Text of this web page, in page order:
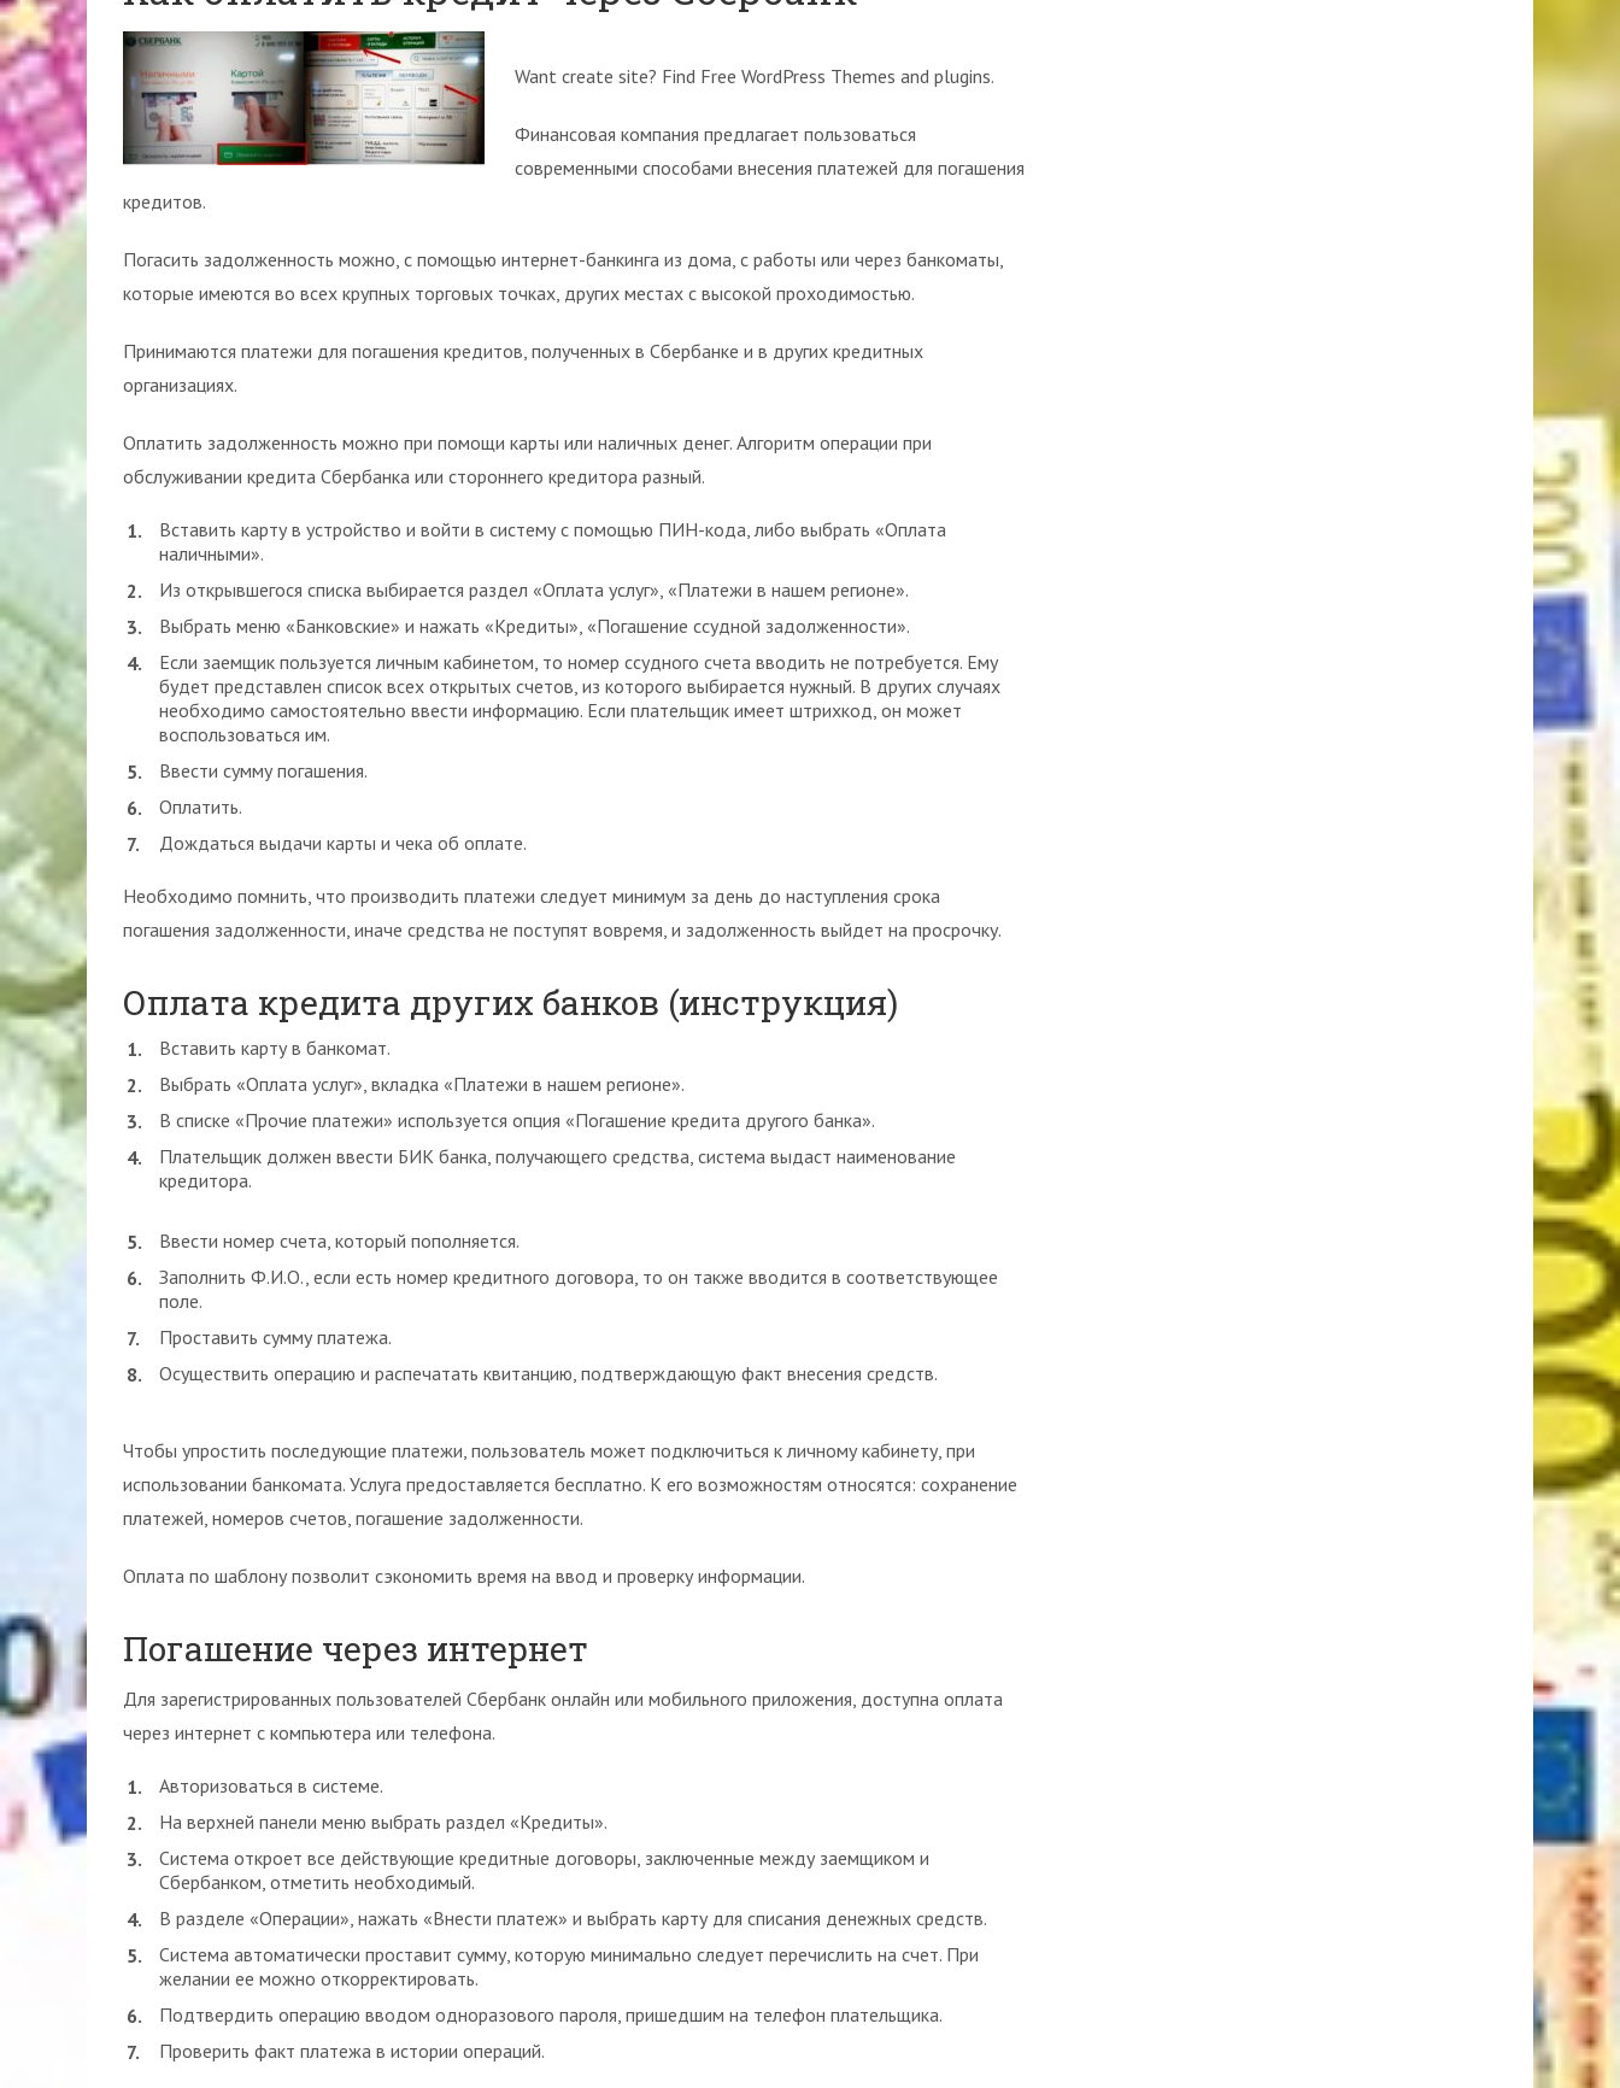
Want create site? Find Free WordPress Themes and plugins.
Финансовая компания предлагает пользоваться
современными способами внесения платежей для погашения
кредитов.
Погасить задолженность можно, с помощью интернет-банкинга из дома, с работы или через банкоматы,
которые имеются во всех крупных торговых точках, других местах с высокой проходимостью.
Принимаются платежи для погашения кредитов, полученных в Сбербанке и в других кредитных
организациях.
Оплатить задолженность можно при помощи карты или наличных денег. Алгоритм операции при
обслуживании кредита Сбербанка или стороннего кредитора разный.
Вставить карту в устройство и войти в систему с помощью ПИН-кода, либо выбрать «Оплата
наличными».
Из открывшегося списка выбирается раздел «Оплата услуг», «Платежи в нашем регионе».
Выбрать меню «Банковские» и нажать «Кредиты», «Погашение ссудной задолженности».
Если заемщик пользуется личным кабинетом, то номер ссудного счета вводить не потребуется. Ему
будет представлен список всех открытых счетов, из которого выбирается нужный. В других случаях
необходимо самостоятельно ввести информацию. Если плательщик имеет штрихкод, он может
воспользоваться им.
Ввести сумму погашения.
Оплатить.
Дождаться выдачи карты и чека об оплате.
Необходимо помнить, что производить платежи следует минимум за день до наступления срока
погашения задолженности, иначе средства не поступят вовремя, и задолженность выйдет на просрочку.
Оплата кредита других банков (инструкция)
Вставить карту в банкомат.
Выбрать «Оплата услуг», вкладка «Платежи в нашем регионе».
В списке «Прочие платежи» используется опция «Погашение кредита другого банка».
Плательщик должен ввести БИК банка, получающего средства, система выдаст наименование
кредитора.
Ввести номер счета, который пополняется.
Заполнить Ф.И.О., если есть номер кредитного договора, то он также вводится в соответствующее
поле.
Проставить сумму платежа.
Осуществить операцию и распечатать квитанцию, подтверждающую факт внесения средств.
Чтобы упростить последующие платежи, пользователь может подключиться к личному кабинету, при
использовании банкомата. Услуга предоставляется бесплатно. К его возможностям относятся: сохранение
платежей, номеров счетов, погашение задолженности.
Оплата по шаблону позволит сэкономить время на ввод и проверку информации.
Погашение через интернет
Для зарегистрированных пользователей Сбербанк онлайн или мобильного приложения, доступна оплата
через интернет с компьютера или телефона.
Авторизоваться в системе.
На верхней панели меню выбрать раздел «Кредиты».
Система откроет все действующие кредитные договоры, заключенные между заемщиком и
Сбербанком, отметить необходимый.
В разделе «Операции», нажать «Внести платеж» и выбрать карту для списания денежных средств.
Система автоматически проставит сумму, которую минимально следует перечислить на счет. При
желании ее можно откорректировать.
Подтвердить операцию вводом одноразового пароля, пришедшим на телефон плательщика.
Проверить факт платежа в истории операций.